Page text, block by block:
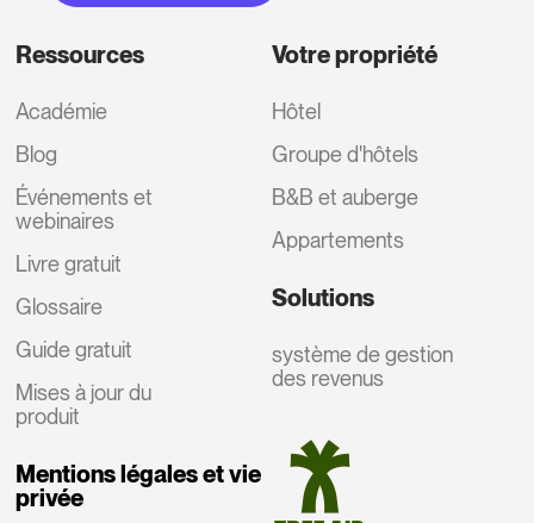
Ressources
Académie
Blog
Événements et
webinaires
Livre gratuit
Glossaire
Guide gratuit
Mises à jour du
produit
Mentions légales et vie
privée
Votre propriété
Hôtel
Groupe d'hôtels
B&B et auberge
Appartements
Solutions
système de gestion
des revenus